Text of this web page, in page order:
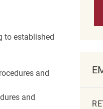
to established
and
and